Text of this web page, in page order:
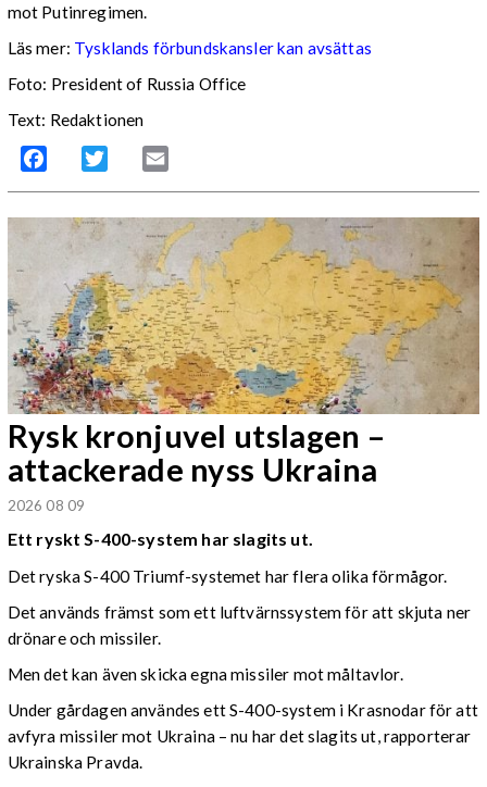
mot Putinregimen.
Läs mer: Tysklands förbundskansler kan avsättas
Foto: President of Russia Office
Text: Redaktionen
Facebook Twitter
Rysk kronjuvel utslagen –
attackerade nyss Ukraina
2026 08 09
Ett ryskt S-400-system har slagits ut.
Det ryska S-400 Triumf-systemet har flera olika förmågor.
Det används främst som ett luftvärnssystem för att skjuta ner
drönare och missiler.
Men det kan även skicka egna missiler mot måltavlor.
Under gårdagen användes ett S-400-system i Krasnodar för att
avfyra missiler mot Ukraina – nu har det slagits ut, rapporterar
Ukrainska Pravda.